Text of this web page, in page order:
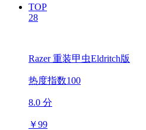
TOP
28
Razer 重装甲虫Eldritch版
热度指数100
8.0 分
￥99